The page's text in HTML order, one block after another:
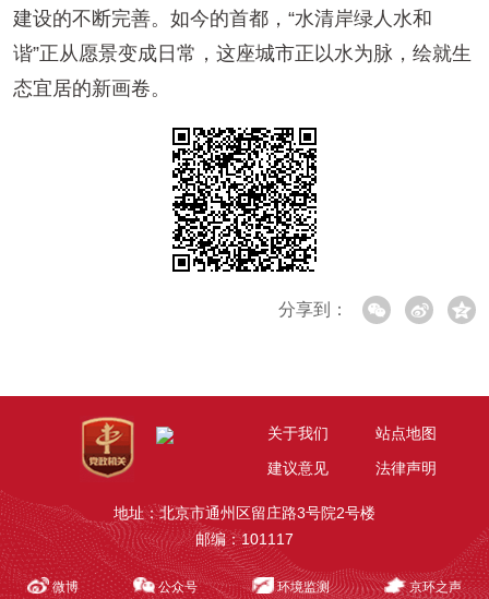
建设的不断完善。如今的首都，“水清岸绿人水和
谐”正从愿景变成日常，这座城市正以水为脉，绘就生
态宜居的新画卷。
分享到：
关于我们
站点地图
建议意见
法律声明
地址：北京市通州区留庄路3号院2号楼
邮编：101117
微博 公众号 环境监测 京环之声